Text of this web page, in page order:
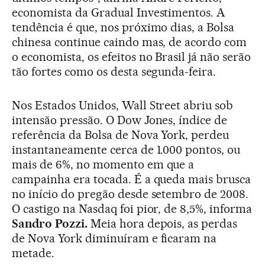
economista da Gradual Investimentos. A
tendência é que, nos próximo dias, a Bolsa
chinesa continue caindo mas, de acordo com
o economista, os efeitos no Brasil já não serão
tão fortes como os desta segunda-feira.
Nos Estados Unidos, Wall Street abriu sob
intensão pressão. O Dow Jones, índice de
referência da Bolsa de Nova York, perdeu
instantaneamente cerca de 1.000 pontos, ou
mais de 6%, no momento em que a
campainha era tocada. É a queda mais brusca
no início do pregão desde setembro de 2008.
O castigo na Nasdaq foi pior, de 8,5%, informa
Sandro Pozzi.Meia hora depois, as perdas
de Nova York diminuíram e ficaram na
metade.